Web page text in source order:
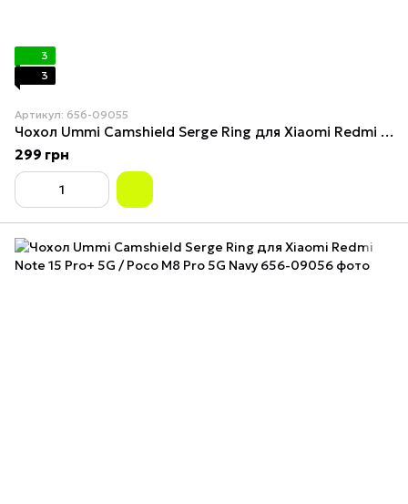
3
3
Артикул: 656-09055
Чохол Ummi Camshield Serge Ring для Xiaomi Redmi Note 15 Pro+ 5G / Poco M8 Pro 5G Red
299 грн